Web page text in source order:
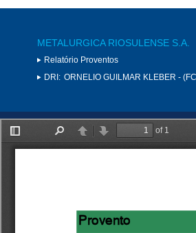
METALURGICA RIOSULENSE S.A.
Relatório Proventos
DRI: ORNELIO GUILMAR KLEBER -